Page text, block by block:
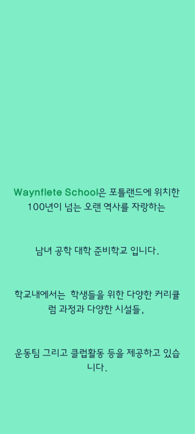
Waynflete School 은 포틀랜드에 위치한
100년이 넘는 오랜 역사를 자랑하는
남녀 공학 대학 준비학교 입니다.
학교내에서는  학생들을 위한 다양한 커리큘
럼 과정과 다양한 시설들,
운동팀 그리고 클럽활동 등을 제공하고 있습
니다.